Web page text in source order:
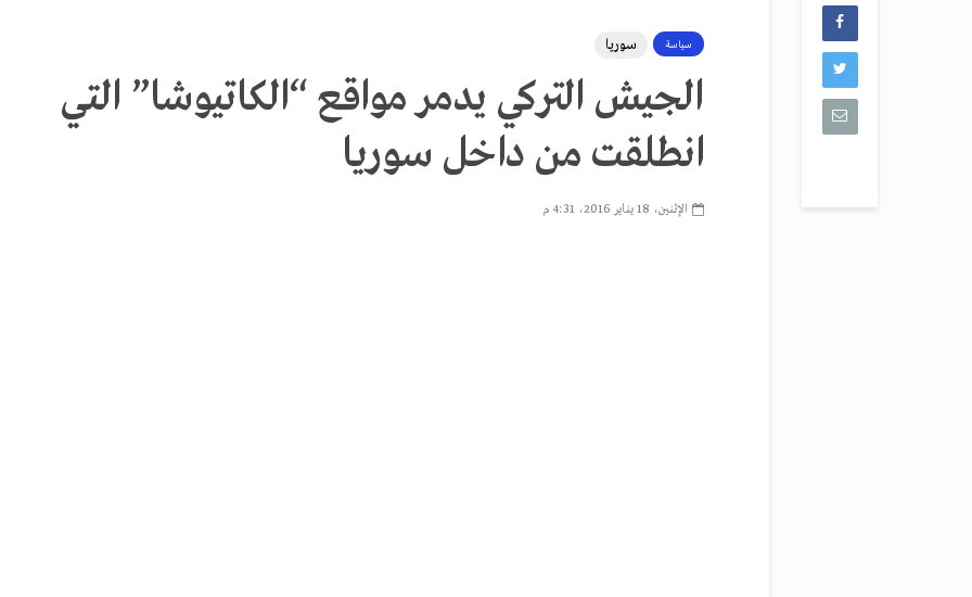
سياسة سوريا
الجيش التركي يدمر مواقع “الكاتيوشا” التي
انطلقت من داخل سوريا
الإثنين، 18 يناير 2016، 4:31 م